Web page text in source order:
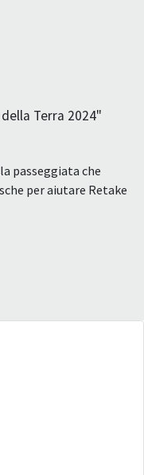
Terra 2024"
passeggiata che
per aiutare Retake